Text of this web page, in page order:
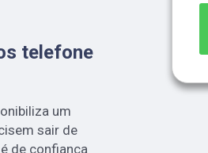
telefone
um
sair de
de confiança